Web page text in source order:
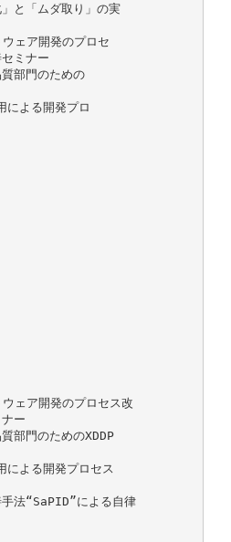
と「ムダ取り」の実
ェア開発のプロセ
ミナー
部門のための
による開発プロ
ェア開発のプロセス改
ー
部門のためのXDDP
による開発プロセス
法“SaPID”による自律